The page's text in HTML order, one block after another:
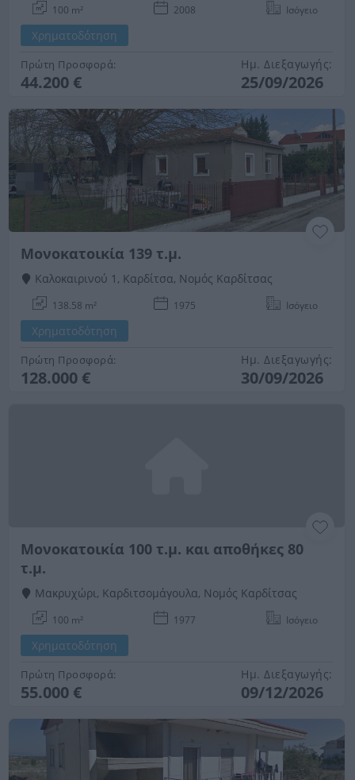
100 m² 2008 Ισόγειο
Χρηματοδότηση
Πρώτη Προσφορά:
44.200 €
Ημ. Διεξαγωγής:
25/09/2026
Mονοκατοικία 139 τ.μ.
Καλοκαιρινού 1, Καρδίτσα, Νομός Καρδίτσας
138.58 m² 1975 Ισόγειο
Χρηματοδότηση
Πρώτη Προσφορά:
128.000 €
Ημ. Διεξαγωγής:
30/09/2026
Μονοκατοικία 100 τ.μ. και αποθήκες 80
τ.μ.
Μακρυχώρι, Καρδιτσομάγουλα, Νομός Καρδίτσας
100 m² 1977 Ισόγειο
Χρηματοδότηση
Πρώτη Προσφορά:
55.000 €
Ημ. Διεξαγωγής:
09/12/2026